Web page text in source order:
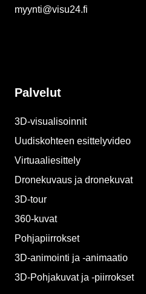
myynti@visu24.fi
Palvelut
3D-visualisoinnit
Uudiskohteen esittelyvideo
Virtuaaliesittely
Dronekuvaus ja dronekuvat
3D-tour
360-kuvat
Pohjapiirrokset
3D-animointi ja -animaatio​
3D-Pohjakuvat ja -piirrokset​